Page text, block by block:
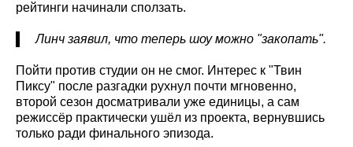
рейтинги начинали сползать.
Линч заявил, что теперь шоу можно "закопать".
Пойти против студии он не смог. Интерес к "Твин
Пиксу" после разгадки рухнул почти мгновенно,
второй сезон досматривали уже единицы, а сам
режиссёр практически ушёл из проекта, вернувшись
только ради финального эпизода.